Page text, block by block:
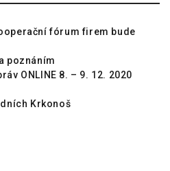
fórum firem bude
poznáním
ONLINE 8. – 9. 12. 2020
Krkonoš